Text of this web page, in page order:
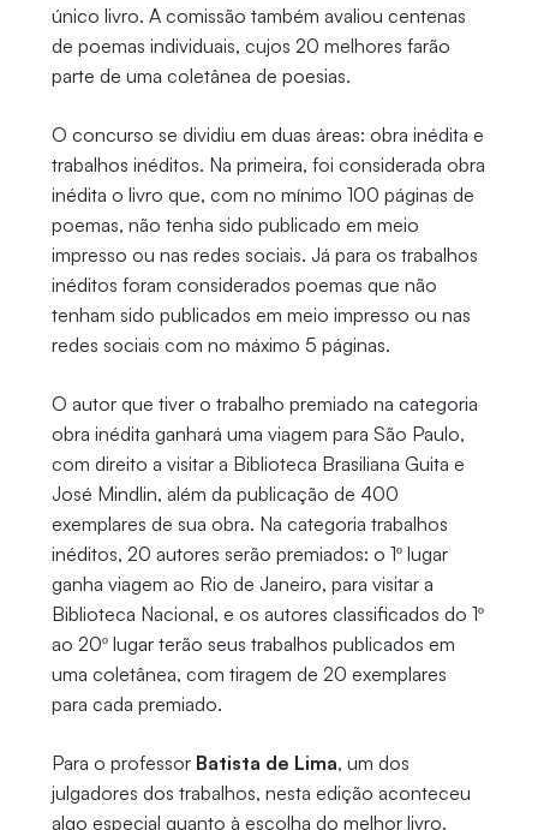
único livro. A comissão também avaliou centenas
de poemas individuais, cujos 20 melhores farão
parte de uma coletânea de poesias.
O concurso se dividiu em duas áreas: obra inédita e
trabalhos inéditos. Na primeira, foi considerada obra
inédita o livro que, com no mínimo 100 páginas de
poemas, não tenha sido publicado em meio
impresso ou nas redes sociais. Já para os trabalhos
inéditos foram considerados poemas que não
tenham sido publicados em meio impresso ou nas
redes sociais com no máximo 5 páginas.
O autor que tiver o trabalho premiado na categoria
obra inédita ganhará uma viagem para São Paulo,
com direito a visitar a Biblioteca Brasiliana Guita e
José Mindlin, além da publicação de 400
exemplares de sua obra. Na categoria trabalhos
inéditos, 20 autores serão premiados: o 1º lugar
ganha viagem ao Rio de Janeiro, para visitar a
Biblioteca Nacional, e os autores classificados do 1º
ao 20º lugar terão seus trabalhos publicados em
uma coletânea, com tiragem de 20 exemplares
para cada premiado.
Para o professor Batista de Lima, um dos
julgadores dos trabalhos, nesta edição aconteceu
algo especial quanto à escolha do melhor livro.